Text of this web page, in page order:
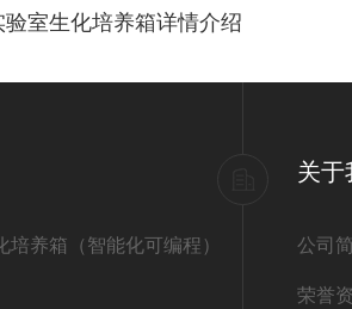
验室生化培养箱详情介绍
培养箱（智能化可编程）
关于
公司
荣誉